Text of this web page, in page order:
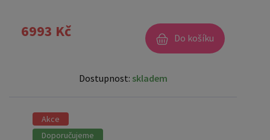
6993 Kč Do košíku
Dostupnost: skladem
Akce
Doporučujeme